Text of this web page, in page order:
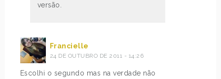
versão.
Francielle
24 DE OUTUBRO DE 2011 - 14:26
Escolhi o segundo mas na verdade não